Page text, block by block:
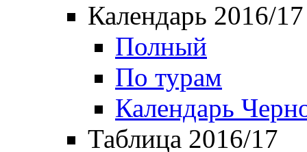
Календарь 2016/17
Полный
По турам
Календарь
Таблица 2016/17